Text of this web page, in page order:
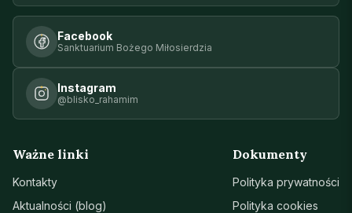
Facebook
Sanktuarium Bożego Miłosierdzia
Instagram
@blisko_rahamim
Ważne linki
Kontakty
Aktualności (blog)
Dokumenty
Polityka prywatności
Polityka cookies